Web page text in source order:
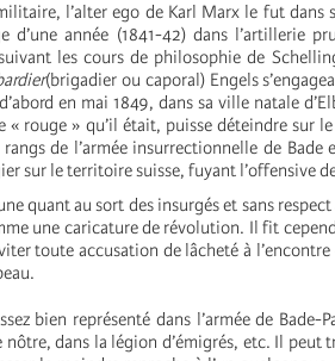
l’alter ego de Karl Marx le fut dans
d’une année (1841-42) dans l’artillerie
les cours de philosophie de
(brigadier ou caporal) Engels
en mai 1849, dans sa ville natale
« rouge » qu’il était, puisse déteindre sur
de l’armée insurrectionnelle de Bade
sur le territoire suisse, fuyant l’offensive
quant au sort des insurgés et sans
une caricature de révolution. Il fit
toute accusation de lâcheté à
bien représenté dans l’armée de Bade-
nôtre, dans la légion d’émigrés, etc. Il peut